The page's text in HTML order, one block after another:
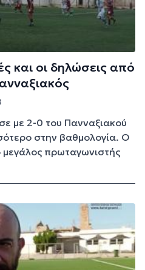
και οι δηλώσεις από
με 2-0 του Πανναξιακού
στην βαθμολογία. Ο
μεγάλος πρωταγωνιστής